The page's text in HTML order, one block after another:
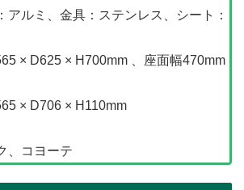
アルミ、金具：ステンレス、シート：
× D625 × H700mm 、座面幅470mm
× D706 × H110mm
、コヨーテ